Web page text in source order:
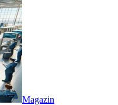
Magazin